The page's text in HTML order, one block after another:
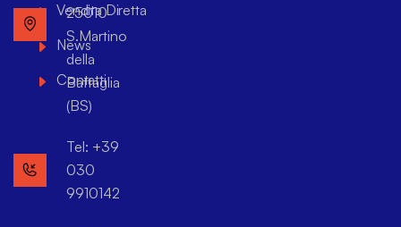
25010
S.Martino
della
Battaglia
(BS)
Tel: +39
030
9910142
Vendita Diretta
News
Contatti